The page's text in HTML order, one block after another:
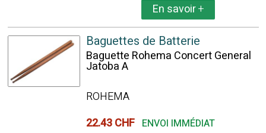
En savoir+
Baguettes de Batterie
Baguette Rohema Concert General
Jatoba A
ROHEMA
22.43 CHF ENVOI IMMÉDIAT